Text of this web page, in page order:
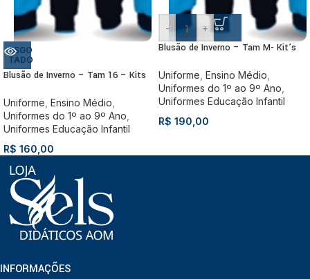
ESGO
TADO
Blusão de Inverno – Tam 16 – Kits
Uniforme Ensino Médio
Uniformes do 1º ao 9º Ano
Uniformes Educação Infantil
R$ 160,00
- +
Blusão de Inverno – Tam M- Kit’s
Uniforme Ensino Médio
Uniformes do 1º ao 9º Ano
Uniformes Educação Infantil
R$ 190,00
INFORMAÇÕES